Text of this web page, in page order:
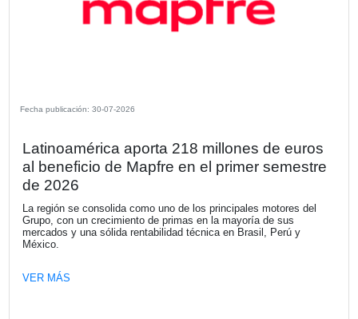
Compartir
OTRAS NOTICIAS DE LA SECCIÓN
DE SOCIOS